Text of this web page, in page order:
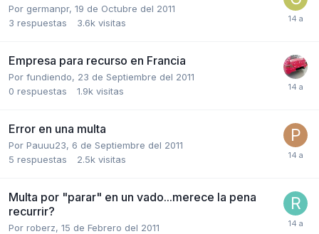
Por germanpr, 19 de Octubre del 2011
3 respuestas 3.6k visitas
Empresa para recurso en Francia
Por fundiendo, 23 de Septiembre del 2011
0 respuestas 1.9k visitas
Error en una multa
Por Pauuu23, 6 de Septiembre del 2011
5 respuestas 2.5k visitas
Multa por "parar" en un vado...merece la pena
recurrir?
Por roberz, 15 de Febrero del 2011